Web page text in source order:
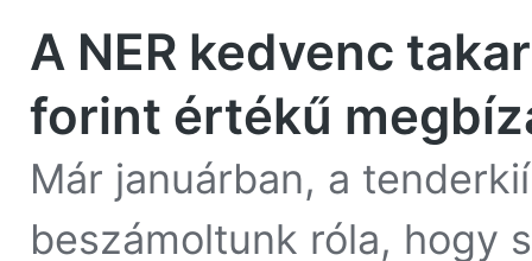
A NER kedvenc
forint értékű
Már januárban, a
beszámoltunk róla, hogy